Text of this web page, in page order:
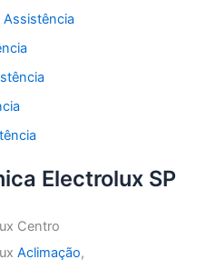
Assistência
Electrolux SP
Centro
Aclimação,